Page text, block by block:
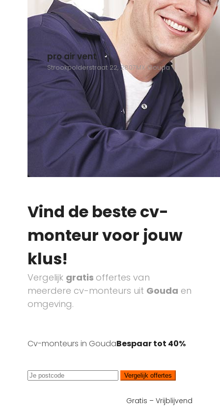
pro air vent
Strookpolderstraat 22, 2807MX Gouda
Vind de beste cv-
monteur voor jouw
klus!
Vergelijk gratis offertes van
meerdere cv-monteurs uit Gouda en
omgeving.
Cv-monteurs in GoudaBespaar tot 40%
Vergelijk offertes
Gratis – Vrijblijvend